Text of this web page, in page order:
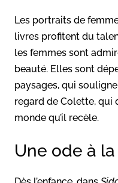
Les portraits de
livres profitent du
les femmes sont
beauté. Elles sont
paysages, qui
regard de Colette, qui
monde qu’il recèle.
Une ode à